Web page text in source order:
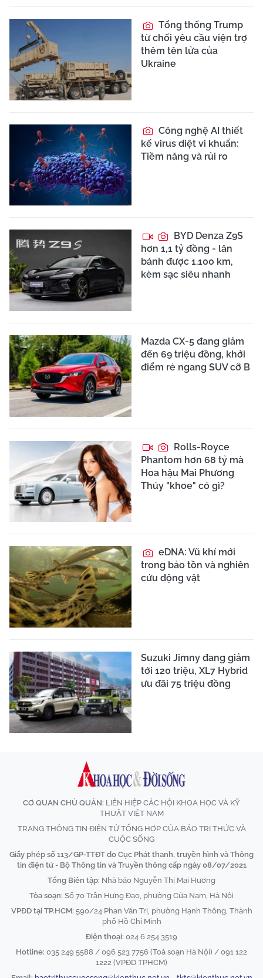
Tổng thống Trump
từ chối yêu cầu viện trợ
thêm tên lửa của
Ukraine
Công nghệ AI thiết
kế virus diệt vi khuẩn:
Tiềm năng và rủi ro
BYD Denza Z9S
hơn 1,1 tỷ đồng - lăn
bánh được 1.100 km,
kèm sạc siêu nhanh
Mazda CX-5 đang giảm
đến 69 triệu đồng, khởi
điểm rẻ ngang SUV cỡ B
Rolls-Royce
Phantom hơn 68 tỷ mà
Hoa hậu Mai Phương
Thúy "khoe" có gì?
eDNA: Vũ khí mới
trong bảo tồn và nghiên
cứu động vật
Suzuki Jimny đang giảm
tới 120 triệu, XL7 Hybrid
ưu đãi 75 triệu đồng
CƠ QUAN CHỦ QUẢN: LIÊN HIỆP CÁC HỘI KHOA HỌC VÀ KỸ
THUẬT VIỆT NAM
TRANG THÔNG TIN ĐIỆN TỬ TỔNG HỢP CỦA BÁO TRI THỨC VÀ
CUỘC SỐNG
Giấy phép số 113/GP-TTĐT do Cục Phát thanh, truyền hình và Thông
tin điện tử - Bộ Thông tin và Truyền thông cấp ngày 08/07/2021
Tổng Biên tập: Nhà báo Nguyễn Thị Mai Hương
Tòa soạn: Số 70 Trần Hưng Đạo, phường Cửa Nam, Hà Nội
VPĐD tại TP.HCM: 590/24 Phan Văn Trị, phường Hạnh Thông, Thành
phố Hồ Chí Minh
Điện thoại: 024 6 254 3519
Hotline: 035 249 5588 / 096 523 7756 (Toà soạn Hà Nội) / 091 122
1222 (VPĐD TPHCM)